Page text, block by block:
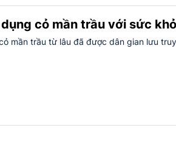
cỏ mần trầu với sức
mần trầu từ lâu đã được dân gian lưu